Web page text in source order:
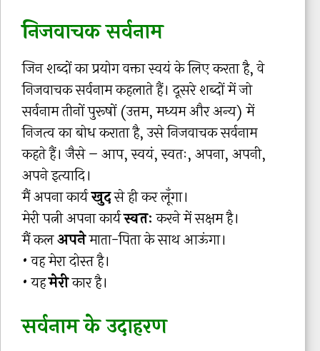
निजवाचक सर्वनाम
जिन शब्दों का प्रयोग वक्ता स्वयं के लिए करता है, वे
निजवाचक सर्वनाम कहलाते हैं। दूसरे शब्दों में जो
सर्वनाम तीनों पुरूषों (उत्तम, मध्यम और अन्य) में
निजत्व का बोध कराता है, उसे निजवाचक सर्वनाम
कहते हैं। जैसे – आप, स्वयं, स्वतः, अपना, अपनी,
अपने इत्यादि।
मैं अपना कार्यखुदसे ही कर लूँगा।
मेरी पत्नी अपना कार्यस्वतःकरने में सक्षम है।
मैं कलअपनेमाता-पिता के साथ आऊंगा।
• वह मेरा दोस्त है।
• यहमेरीकार है।
सर्वनाम के उदाहरण